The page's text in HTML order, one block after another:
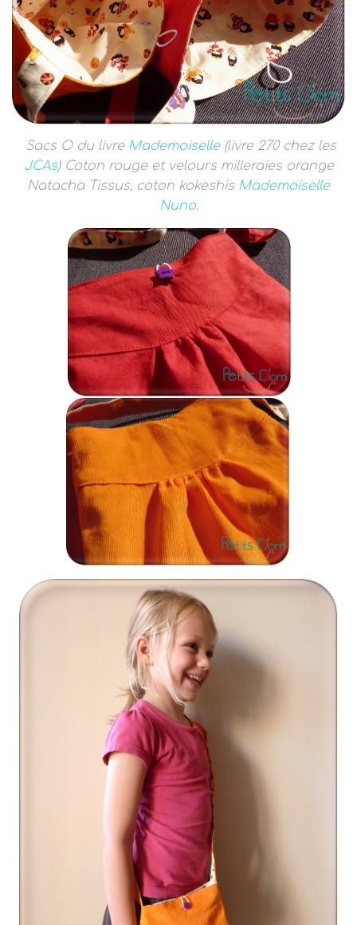
Sacs O du livre Mademoiselle(livre 270 chez les
JCAs) Coton rouge et velours milleraies orange
Natacha Tissus, coton kokeshis Mademoiselle
Nuno.